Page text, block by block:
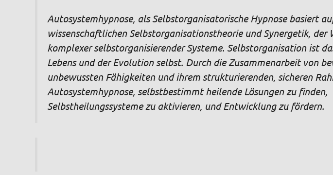
Autosystemhypnose, als Selbstorganisatorische Hypnose basiert
wissenschaftlichen Selbstorganisationstheorie und Synergetik, der
komplexer selbstorganisierender Systeme. Selbstorganisation ist
Lebens und der Evolution selbst. Durch die Zusammenarbeit von
unbewussten Fähigkeiten und ihrem strukturierenden, sicheren
Autosystemhypnose, selbstbestimmt heilende Lösungen zu finden,
Selbstheilungssysteme zu aktivieren, und Entwicklung zu fördern.